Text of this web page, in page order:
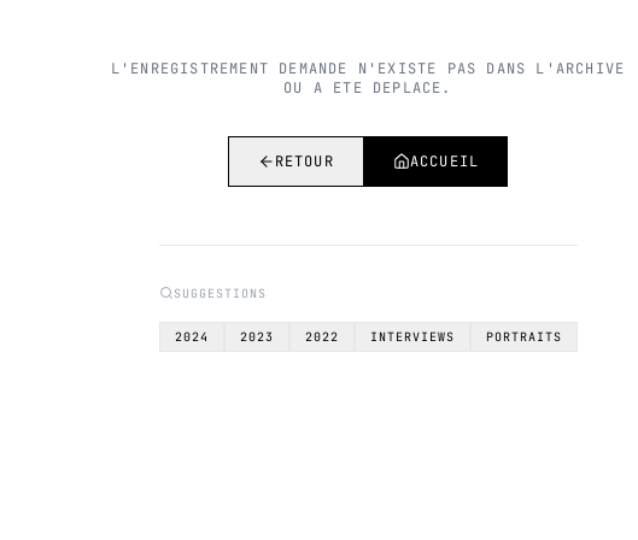
L'ENREGISTREMENT DEMANDE N'EXISTE PAS DANS L'ARCHIVE
OU A ETE DEPLACE.
RETOUR ACCUEIL
SUGGESTIONS
2024 2023 2022 INTERVIEWS PORTRAITS